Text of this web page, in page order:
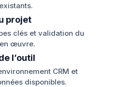
projet
clés et validation du
œuvre.
l’outil
CRM et
disponibles.